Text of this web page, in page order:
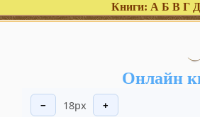
Книги: А Б В Г Д
Онлайн
− 18px +